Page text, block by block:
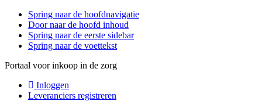
Spring naar de hoofdnavigatie
Door naar de hoofd inhoud
Spring naar de eerste sidebar
Spring naar de voettekst
Portaal voor inkoop in de zorg
Inloggen
Leveranciers registreren